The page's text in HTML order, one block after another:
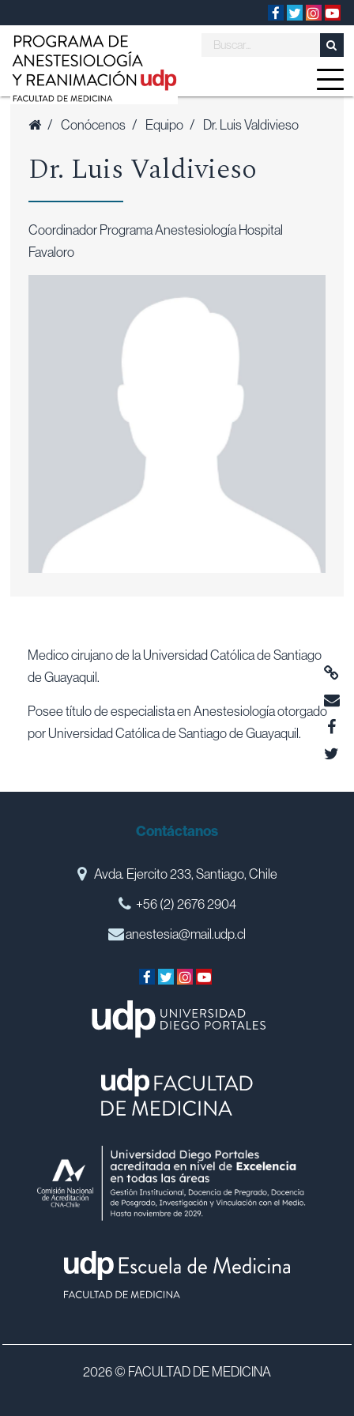
/ Conócenos / Equipo / Dr. Luis Valdivieso
Dr. Luis Valdivieso
Coordinador Programa Anestesiología Hospital
Favaloro
Medico cirujano de la Universidad Católica de Santiago
de Guayaquil.
Posee título de especialista en Anestesiología otorgado
por Universidad Católica de Santiago de Guayaquil.
Contáctanos
Avda. Ejercito 233, Santiago, Chile
+56 (2) 2676 2904
anestesia@mail.udp.cl
2026 © FACULTAD DE MEDICINA